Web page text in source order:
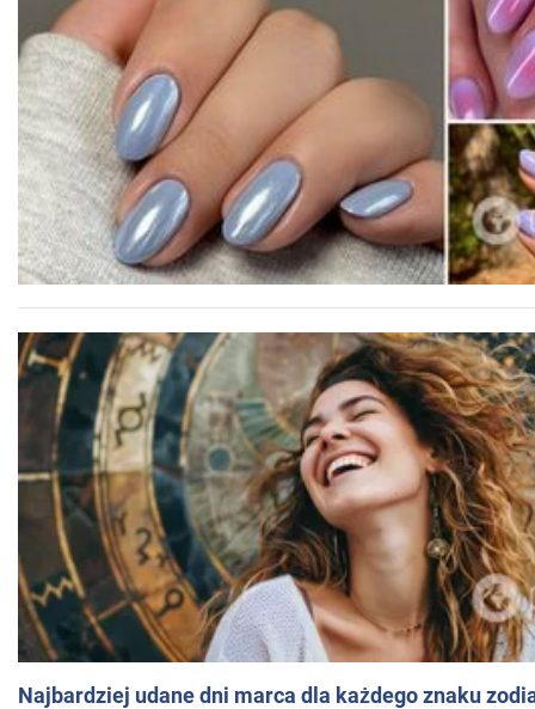
Najbardziej udane dni marca dla każdego znaku